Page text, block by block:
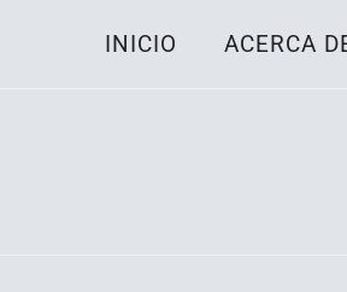
INICIO ACERCA